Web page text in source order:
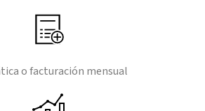
o facturación mensual